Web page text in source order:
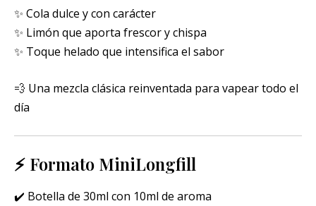
✨ Cola dulce y con carácter
✨ Limón que aporta frescor y chispa
✨ Toque helado que intensifica el sabor
💨 Una mezcla clásica reinventada para vapear todo el
día
⚡ Formato MiniLongfill
✔️ Botella de 30ml con 10ml de aroma